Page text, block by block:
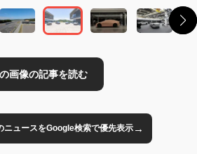
ニュースをGoogle検索で優先表示→